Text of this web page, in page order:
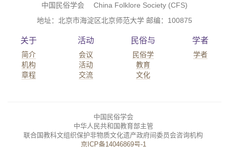
中国民俗学会 China Folklore Society (CFS)
地址：北京市海淀区北京师范大学 邮编：100875
关于
简介
机构
章程
活动
会议
活动
交流
民俗与
民俗学
教育
文化
学者
学者
中国民俗学会
中华人民共和国教育部主管
联合国教科文组织保护非物质文化遗产政府间委员会咨询机构
京ICP备14046869号-1